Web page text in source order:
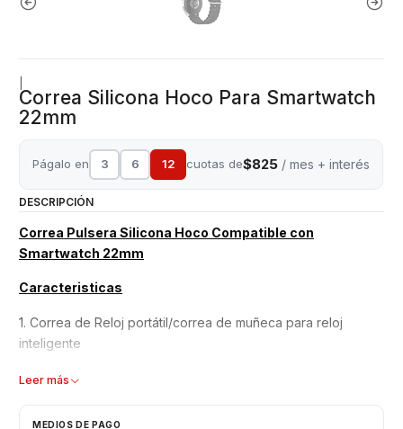
Correa Silicona Hoco Para Smartwatch
22mm
Págalo en 3 6 12 cuotas de$825 / mes + interés
DESCRIPCIÓN
Correa Pulsera Silicona Hoco Compatible con
Smartwatch 22mm
Caracteristicas
1. Correa de Reloj portátil/correa de muñeca para reloj
inteligente
2. facil de Instalar , resistente al agua, suave
Leer más
MEDIOS DE PAGO